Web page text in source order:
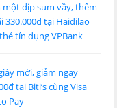
một dịp sum vầy, thêm
330.000đ tại Haidilao
tín dụng VPBank
mới, giảm ngay
tại Biti’s cùng Visa
Pay